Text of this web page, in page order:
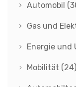
Automobil
Gas und
Energie und
Mobilität (24)